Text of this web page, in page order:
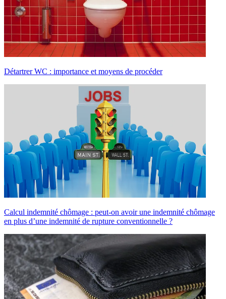
Détartrer WC : importance et moyens de procéder
Calcul indemnité chômage : peut-on avoir une indemnité chômage
en plus d’une indemnité de rupture conventionnelle ?